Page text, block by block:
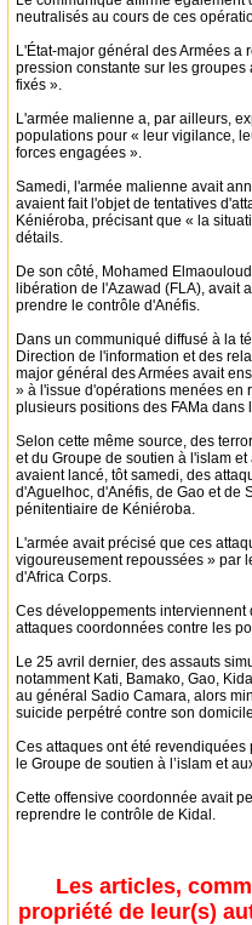
neutralisés au cours de ces
L'État-major général des Armées a
pression constante sur les
fixés ».
L'armée malienne a, par ailleurs,
populations pour « leur vigilance,
forces engagées ».
Samedi, l'armée malienne avait
avaient fait l'objet de tentatives
Kéniéroba, précisant que « la
détails.
De son côté, Mohamed
libération de l'Azawad (FLA), avait
prendre le contrôle d'Anéfis.
Dans un communiqué diffusé à la
Direction de l'information et des
major général des Armées avait
» à l'issue d'opérations menées en
plusieurs positions des FAMa dans
Selon cette même source, des
et du Groupe de soutien à l'islam
avaient lancé, tôt samedi, des
d'Aguelhoc, d'Anéfis, de Gao et de
pénitentiaire de Kéniéroba.
L'armée avait précisé que ces
vigoureusement repoussées » par
d'Africa Corps.
Ces développements
attaques coordonnées contre les
Le 25 avril dernier, des assauts
notamment Kati, Bamako, Gao,
au général Sadio Camara, alors
suicide perpétré contre son
Ces attaques ont été revendiquées
le Groupe de soutien à l’islam et
Cette offensive coordonnée avait
reprendre le contrôle de Kidal.
Les articles,
propriété de leur(s)